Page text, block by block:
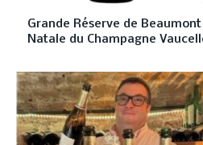
Grande Réserve de
Natale du Champagne